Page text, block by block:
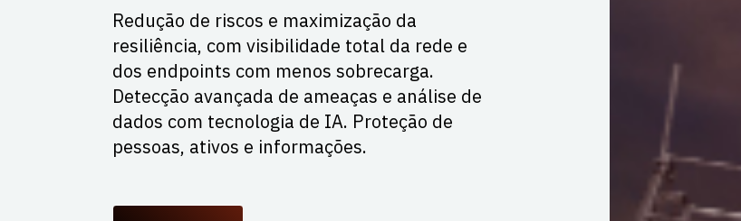
Redução de riscos e maximização da
resiliência, com visibilidade total da rede e
dos endpoints com menos sobrecarga.
Detecção avançada de ameaças e análise de
dados com tecnologia de IA. Proteção de
pessoas, ativos e informações.